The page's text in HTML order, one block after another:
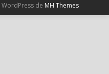
de MH Themes